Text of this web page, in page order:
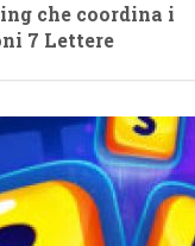
che coordina i
7 Lettere